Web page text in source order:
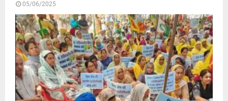
05/06/2025